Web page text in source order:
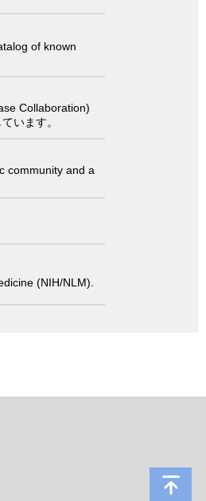
of known
Collaboration)
います。
community and a
(NIH/NLM).